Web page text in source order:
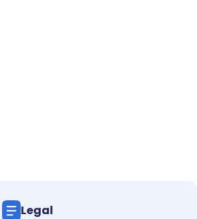
Legal